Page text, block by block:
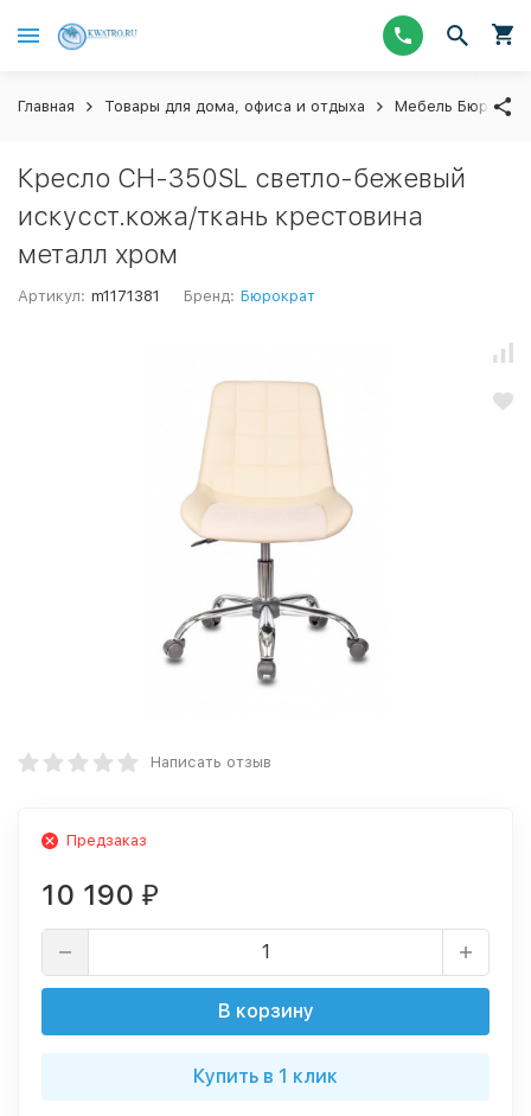
Главная Товары для дома, офиса и отдыха Мебель Бюрократ
Кресло CH-350SL светло-бежевый
искусст.кожа/ткань крестовина
металл хром
Артикул: m1171381 Бренд: Бюрократ
Написать отзыв
Предзаказ
10 190 ₽
В корзину
Купить в 1 клик